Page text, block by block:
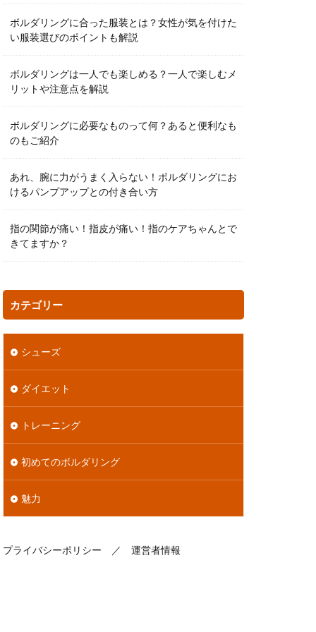
ボルダリングに合った服装とは？女性が気を付けた
い服装選びのポイントも解説
ボルダリングは一人でも楽しめる？一人で楽しむメ
リットや注意点を解説
ボルダリングに必要なものって何？あると便利なも
のもご紹介
あれ、腕に力がうまく入らない！ボルダリングにお
けるパンプアップとの付き合い方
指の関節が痛い！指皮が痛い！指のケアちゃんとで
きてますか？
カテゴリー
シューズ
ダイエット
トレーニング
初めてのボルダリング
魅力
プライバシーポリシー ／ 運営者情報